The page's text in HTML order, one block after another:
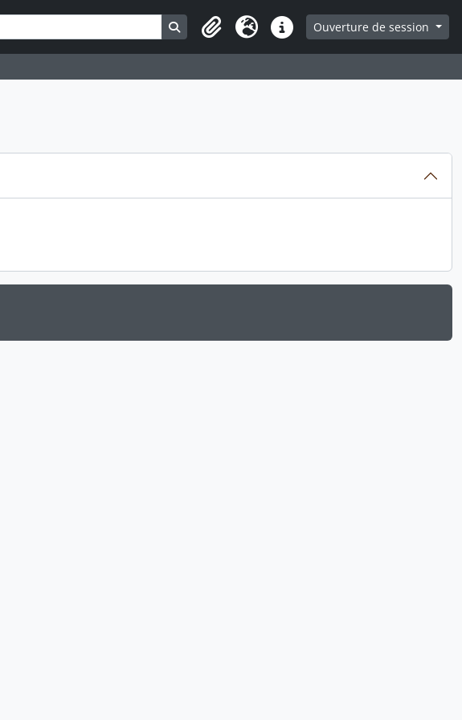
Search in browse page
Presse-papier
LangueLiens rapidesOuverture de session